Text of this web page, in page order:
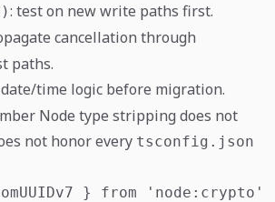
: test on new write paths first.
cancellation through
paths.
time logic before migration.
Node type stripping does not
not honor every tsconfig.json
} from 'node:crypto'